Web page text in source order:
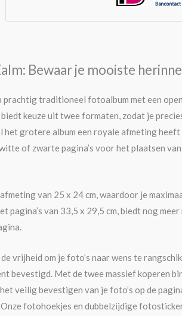
Bewaar je mooiste
prachtig traditioneel fotoalbum met een
keuze uit twee formaten, zodat je
het grotere album een royale afmeting
of zwarte pagina’s voor het plaatsen
afmeting van 25 x 24 cm, waardoor je
pagina’s van 33,5 x 29,5 cm, biedt nog
vrijheid om je foto’s naar wens te
bevestigd. Met de twee massief koperen
veilig bevestigen van je foto’s op de
Onze fotohoekjes en dubbelzijdige